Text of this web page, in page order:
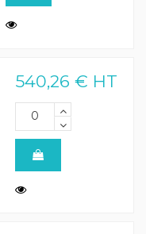
540,26 € HT